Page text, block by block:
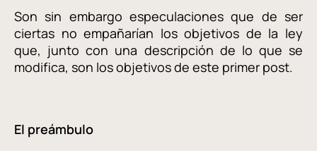
Son sin embargo especulaciones que de ser
ciertas no empañarían los objetivos de la ley
que, junto con una descripción de lo que se
modifica, son los objetivos de este primer post.
El preámbulo